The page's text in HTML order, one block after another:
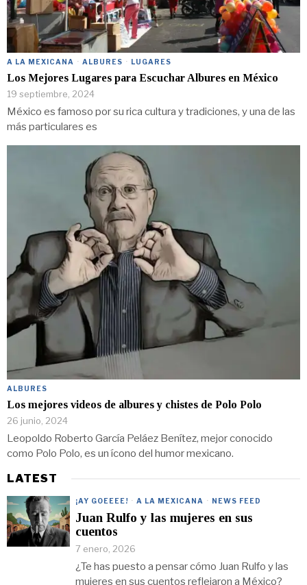
A LA MEXICANA · ALBURES · LUGARES
Los Mejores Lugares para Escuchar Albures en México
19 septiembre, 2024
México es famoso por su rica cultura y tradiciones, y una de las
más particulares es
ALBURES
Los mejores videos de albures y chistes de Polo Polo
26 junio, 2024
Leopoldo Roberto García Peláez Benítez, mejor conocido
como Polo Polo, es un ícono del humor mexicano.
LATEST
¡AY GOEEEE! · A LA MEXICANA · NEWS FEED
Juan Rulfo y las mujeres en sus
cuentos
7 enero, 2026
¿Te has puesto a pensar cómo Juan Rulfo y las
mujeres en sus cuentos reflejaron a México?